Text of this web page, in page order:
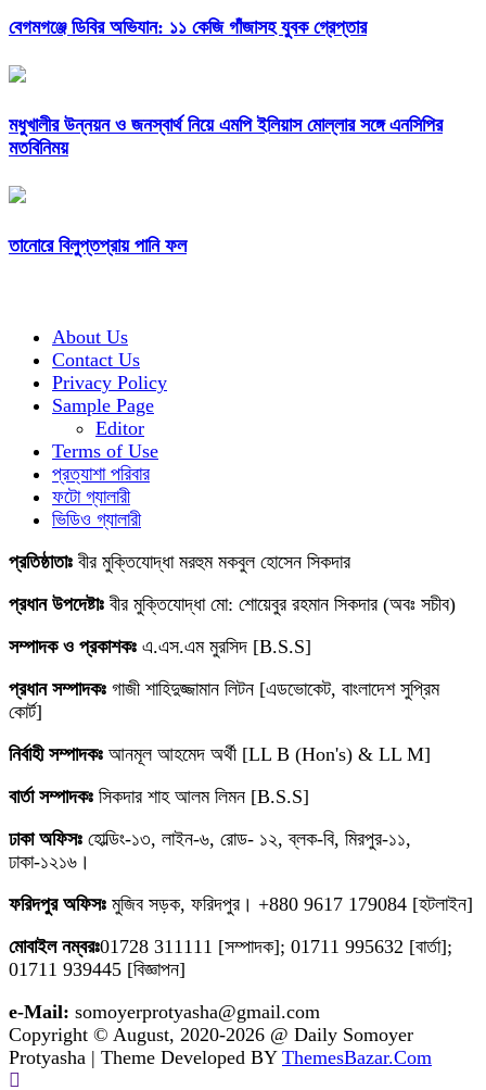
বেগমগঞ্জে ডিবির অভিযান: ১১ কেজি গাঁজাসহ যুবক গ্রেপ্তার
মধুখালীর উন্নয়ন ও জনস্বার্থ নিয়ে এমপি ইলিয়াস মোল্লার সঙ্গে এনসিপির
মতবিনিময়
তানোরে বিলুপ্তপ্রায় পানি ফল
About Us
Contact Us
Privacy Policy
Sample Page
Editor
Terms of Use
প্রত্যাশা পরিবার
ফটো গ্যালারী
ভিডিও গ্যালারী
প্রতিষ্ঠাতাঃ বীর মুক্তিযোদ্ধা মরহুম মকবুল হোসেন সিকদার
প্রধান উপদেষ্টাঃ বীর মুক্তিযোদ্ধা মো: শোয়েবুর রহমান সিকদার (অবঃ সচীব)
সম্পাদক ও প্রকাশকঃ এ.এস.এম মুরসিদ [B.S.S]
প্রধান সম্পাদকঃ গাজী শাহিদুজ্জামান লিটন [এডভোকেট, বাংলাদেশ সুপ্রিম
কোর্ট]
নির্বাহী সম্পাদকঃ আনমূল আহমেদ অর্থী [LL B (Hon's) & LL M]
বার্তা সম্পাদকঃ সিকদার শাহ আলম লিমন [B.S.S]
ঢাকা অফিসঃ হোল্ডিং-১৩, লাইন-৬, রোড- ১২, ব্লক-বি, মিরপুর-১১,
ঢাকা-১২১৬।
ফরিদপুর অফিসঃ মুজিব সড়ক, ফরিদপুর। +880 9617 179084 [হটলাইন]
মোবাইল নম্বরঃ01728 311111 [সম্পাদক]; 01711 995632 [বার্তা];
01711 939445 [বিজ্ঞাপন]
e-Mail: somoyerprotyasha@gmail.com
Copyright © August, 2020-2026 @ Daily Somoyer
Protyasha | Theme Developed BY ThemesBazar.Com